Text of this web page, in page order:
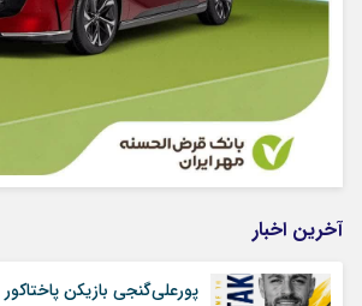
آخرین اخبار
پورعلی‌گنجی بازیکن